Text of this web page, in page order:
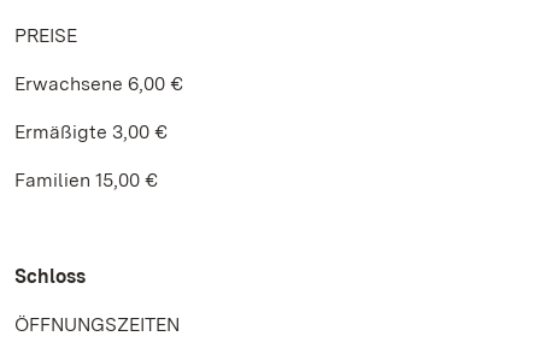
PREISE
Erwachsene 6,00 €
Ermäßigte 3,00 €
Familien 15,00 €
Schloss
ÖFFNUNGSZEITEN